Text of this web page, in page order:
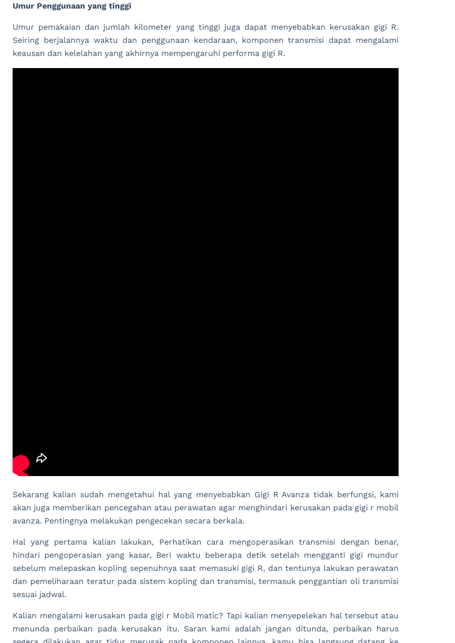
Umur Penggunaan yang tinggi
Umur pemakaian dan jumlah kilometer yang tinggi juga dapat menyebabkan kerusakan gigi R.
Seiring berjalannya waktu dan penggunaan kendaraan, komponen transmisi dapat mengalami
keausan dan kelelahan yang akhirnya mempengaruhi performa gigi R.
Sekarang kalian sudah mengetahui hal yang menyebabkan Gigi R Avanza tidak berfungsi, kami
akan juga memberikan pencegahan atau perawatan agar menghindari kerusakan pada gigi r mobil
avanza. Pentingnya melakukan pengecekan secara berkala.
Hal yang pertama kalian lakukan, Perhatikan cara mengoperasikan transmisi dengan benar,
hindari pengoperasian yang kasar, Beri waktu beberapa detik setelah mengganti gigi mundur
sebelum melepaskan kopling sepenuhnya saat memasuki gigi R, dan tentunya lakukan perawatan
dan pemeliharaan teratur pada sistem kopling dan transmisi, termasuk penggantian oli transmisi
sesuai jadwal.
Kalian mengalami kerusakan pada gigi r Mobil matic? Tapi kalian menyepelekan hal tersebut atau
menunda perbaikan pada kerusakan itu. Saran kami adalah jangan ditunda, perbaikan harus